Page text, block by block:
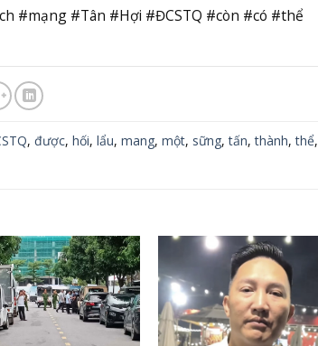
#mạng #Tân #Hợi #ĐCSTQ #còn #có #thể
, được, hối, lẩu, mang, một, sững,tấn,thành,thể,